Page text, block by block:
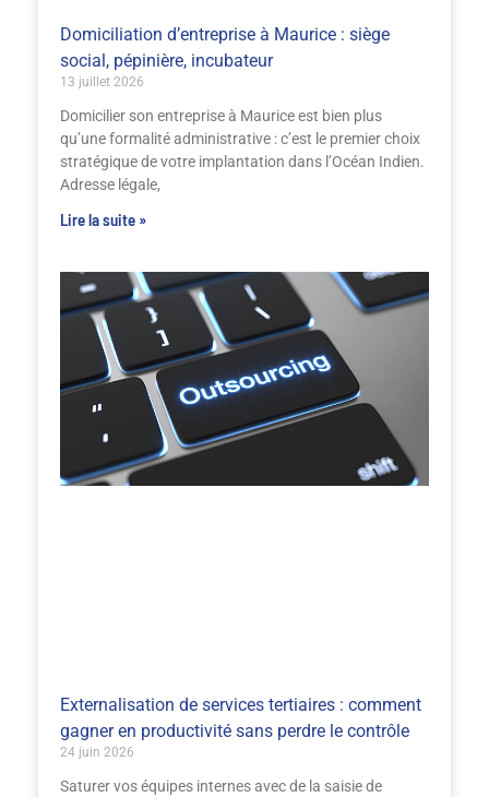
Domiciliation d’entreprise à Maurice : siège
social, pépinière, incubateur
13 juillet 2026
Domicilier son entreprise à Maurice est bien plus
qu’une formalité administrative : c’est le premier choix
stratégique de votre implantation dans l’Océan Indien.
Adresse légale,
Lire la suite »
Externalisation de services tertiaires : comment
gagner en productivité sans perdre le contrôle
24 juin 2026
Saturer vos équipes internes avec de la saisie de